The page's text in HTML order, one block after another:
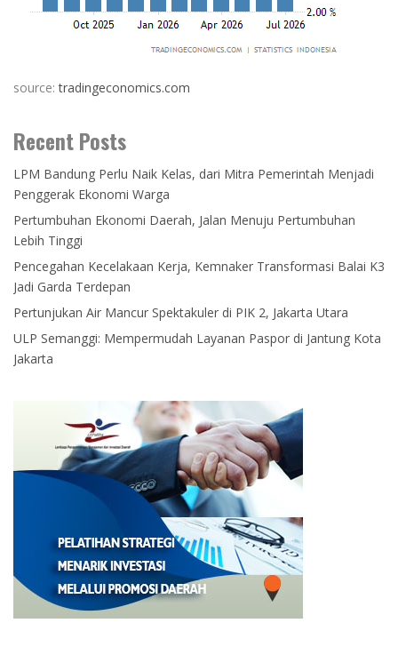
source:tradingeconomics.com
Recent Posts
LPM Bandung Perlu Naik Kelas, dari Mitra Pemerintah Menjadi
Penggerak Ekonomi Warga
Pertumbuhan Ekonomi Daerah, Jalan Menuju Pertumbuhan
Lebih Tinggi
Pencegahan Kecelakaan Kerja, Kemnaker Transformasi Balai K3
Jadi Garda Terdepan
Pertunjukan Air Mancur Spektakuler di PIK 2, Jakarta Utara
ULP Semanggi: Mempermudah Layanan Paspor di Jantung Kota
Jakarta